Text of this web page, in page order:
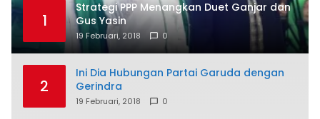
1
Strategi PPP Menangkan Duet Ganjar dan
Gus Yasin
19 Februari, 2018 0
2
Ini Dia Hubungan Partai Garuda dengan
Gerindra
19 Februari, 2018 0